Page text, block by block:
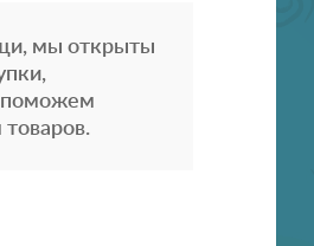
мы открыты
поможем